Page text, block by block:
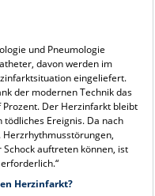
und Pneumologie
davon werden im
eingeliefert.
der modernen Technik das
Der Herzinfarkt bleibt
Ereignis. Da nach
auftreten können, ist
Herzinfarkt?